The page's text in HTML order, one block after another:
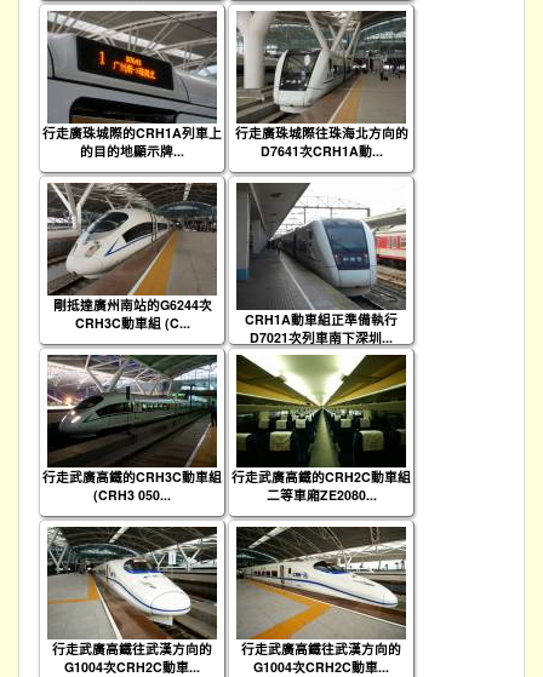
行走廣珠城際的CRH1A列車上
的目的地顯示牌...
行走廣珠城際往珠海北方向的
D7641次CRH1A動...
剛抵達廣州南站的G6244次
CRH3C動車組 (C...
CRH1A動車組正準備執行
D7021次列車南下深圳...
行走武廣高鐵的CRH3C動車組
(CRH3 050...
行走武廣高鐵的CRH2C動車組
二等車廂ZE2080...
行走武廣高鐵往武漢方向的
G1004次CRH2C動車...
行走武廣高鐵往武漢方向的
G1004次CRH2C動車...